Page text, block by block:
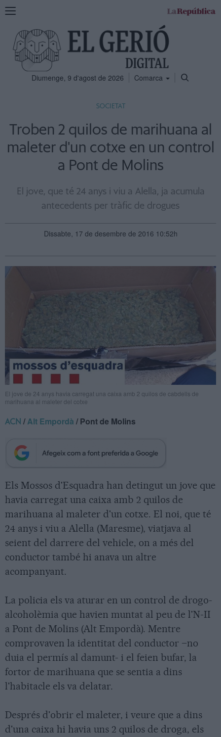
Mostra
navegació
Diumenge, 9 d'agost de 2026 Comarca
SOCIETAT
Troben 2 quilos de marihuana al
maleter d'un cotxe en un control
a Pont de Molins
El jove, que té 24 anys i viu a Alella, ja acumula
antecedents per tràfic de drogues
Dissabte, 17 de desembre de 2016 10:52h
El jove de 24 anys havia carregat una caixa amb 2 quilos de cabdells de
marihuana al maleter del cotxe
ACN /Alt Empordà / Pont de Molins
Els Mossos d'Esquadra han detingut un jove que
havia carregat una caixa amb 2 quilos de
marihuana al maleter d'un cotxe. El noi, que té
24 anys i viu a Alella (Maresme), viatjava al
seient del darrere del vehicle, on a més del
conductor també hi anava un altre
acompanyant.
La policia els va aturar en un control de drogo-
alcoholèmia que havien muntat al peu de l'N-II
a Pont de Molins (Alt Empordà). Mentre
comprovaven la identitat del conductor –no
duia el permís al damunt- i el feien bufar, la
fortor de marihuana que se sentia a dins
l'habitacle els va delatar.
Després d'obrir el maleter, i veure que a dins
d'una caixa hi havia uns 2 quilos de droga, els